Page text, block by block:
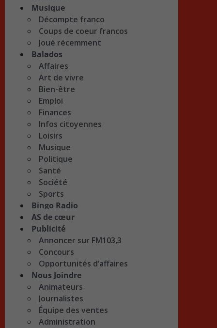
Musique
Décompte franco
Coups de coeur francos
Joué récemment
Balados
Affaires
Art de vivre
Bien-être
Emploi
Finances
Infos citoyennes
Loisirs
Musique
Politique
Santé
Société
Sports
Bingo Radio
AS de cœur
Publicité
Annoncer sur FM103,3
Concours
Opportunités d’affaires
Nous Joindre
Animateurs
Journalistes
Équipe des ventes
Administration